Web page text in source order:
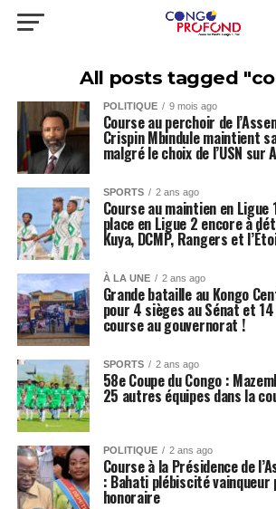
All posts tagged
POLITIQUE 9 mois ago
Course au perchoir de
Crispin Mbindule maintient
malgré le choix de l’USN sur
SPORTS 2 ans ago
Course au maintien en Ligue
place en Ligue 2 encore à
Kuya, DCMP, Rangers et
À LA UNE 2 ans ago
Grande bataille au Kongo
pour 4 sièges au Sénat et
course au gouvernorat !
SPORTS 2 ans ago
58e Coupe du Congo :
25 autres équipes dans la
POLITIQUE 2 ans ago
Course à la Présidence de
: Bahati plébiscité vainqueur
honoraire